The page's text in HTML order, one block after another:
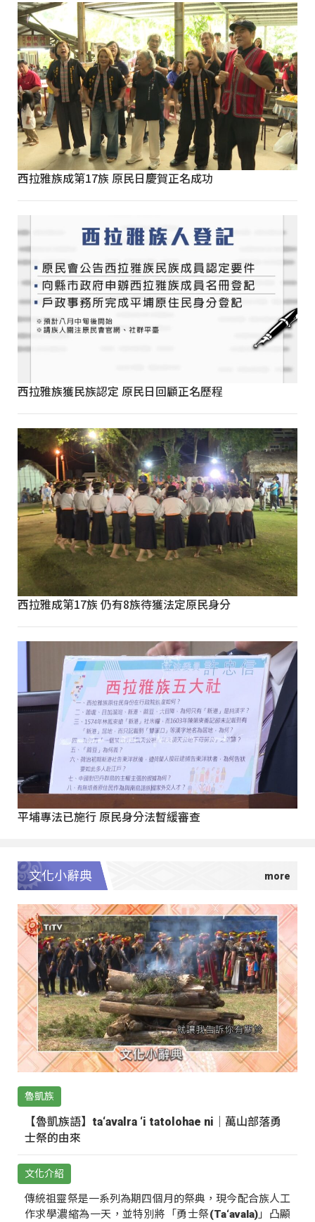
西拉雅族成第17族 原民日慶賀正名成功
西拉雅族獲民族認定 原民日回顧正名歷程
西拉雅成第17族 仍有8族待獲法定原民身分
平埔專法已施行 原民身分法暫緩審查
文化小辭典
魯凱族
【魯凱族語】ta‘avalra ‘i tatolohae ni｜萬山部落勇
士祭的由來
文化介紹
傳統祖靈祭是一系列為期四個月的祭典，現今配合族人工
作求學濃縮為一天，並特別將「勇士祭(Ta‘avala)」凸顯